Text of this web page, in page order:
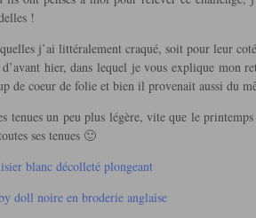
!
j’ai littéralement craqué, soit pour leur
hier, dans lequel je vous explique mon
de coeur de folie et bien il provenait aussi du
un peu plus légère, vite que le
ses tenues 🙂
blanc décolleté plongeant
doll noire en broderie anglaise